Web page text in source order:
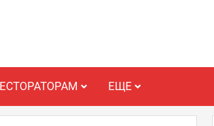
ЕЩЕ